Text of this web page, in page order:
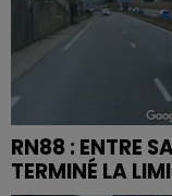
RN88 : ENTRE
TERMINÉ LA